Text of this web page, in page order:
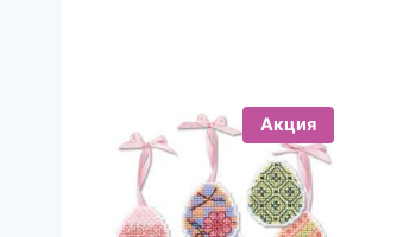
Акция